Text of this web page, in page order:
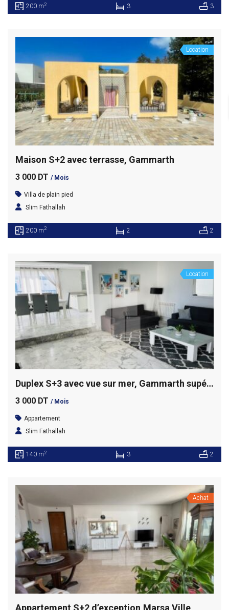
200 m2 3 3
Location
Maison S+2 avec terrasse, Gammarth
3 000 DT / Mois
Villa de plain pied
Slim Fathallah
200 m2 2 2
Location
Duplex S+3 avec vue sur mer, Gammarth supérieur
3 000 DT / Mois
Appartement
Slim Fathallah
140 m2 3 2
Achat
Appartement S+2 d’exception,Marsa Ville